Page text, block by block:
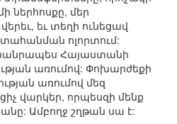
մեր
եւ տեղի ունեցավ
ոլորտում:
Հայաստանի
առումով: Փոխարժեքի
առումով մեզ
վարկեր, որպեսզի մենք
Ամբողջ շղթան սա է: